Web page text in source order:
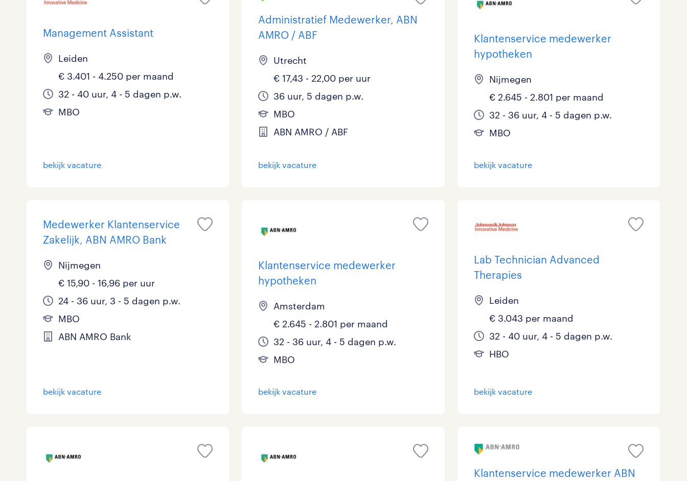
Management Assistant
Leiden
€ 3.401 - 4.250 per maand
32 - 40 uur, 4 - 5 dagen p.w.
MBO
bekijk vacature
Administratief Medewerker, ABN
AMRO / ABF
Utrecht
€ 17,43 - 22,00 per uur
36 uur, 5 dagen p.w.
MBO
ABN AMRO / ABF
bekijk vacature
Klantenservice medewerker
hypotheken
Nijmegen
€ 2.645 - 2.801 per maand
32 - 36 uur, 4 - 5 dagen p.w.
MBO
bekijk vacature
Medewerker Klantenservice
Zakelijk, ABN AMRO Bank
Nijmegen
€ 15,90 - 16,96 per uur
24 - 36 uur, 3 - 5 dagen p.w.
MBO
ABN AMRO Bank
bekijk vacature
Klantenservice medewerker
hypotheken
Amsterdam
€ 2.645 - 2.801 per maand
32 - 36 uur, 4 - 5 dagen p.w.
MBO
bekijk vacature
Lab Technician Advanced
Therapies
Leiden
€ 3.043 per maand
32 - 40 uur, 4 - 5 dagen p.w.
HBO
bekijk vacature
Klantenservice medewerker ABN